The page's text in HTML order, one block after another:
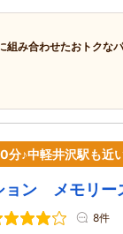
組み合わせたおトクな
分♪中軽井沢駅も近
ョン メモリー
8件